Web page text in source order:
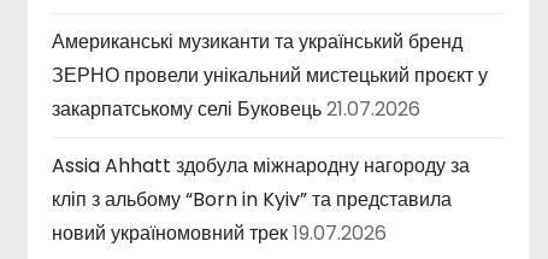
Американські музиканти та український бренд
ЗЕРНО провели унікальний мистецький проєкт у
закарпатському селі Буковець21.07.2026
Assia Ahhatt здобула міжнародну нагороду за
кліп з альбому “Born in Kyiv” та представила
новий україномовний трек19.07.2026